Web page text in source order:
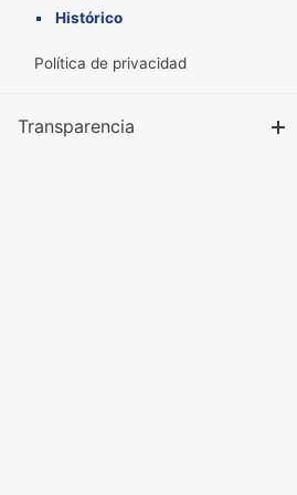
Histórico
Política de privacidad
Transparencia